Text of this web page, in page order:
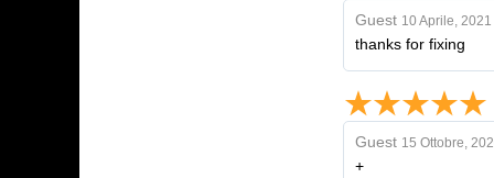
Guest 10 Aprile, 2021
thanks for fixing
Guest 15 Ottobre,
+